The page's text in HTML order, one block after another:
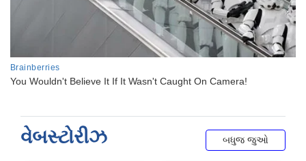
વેબસ્ટોરીઝ બધુજ જુઓ